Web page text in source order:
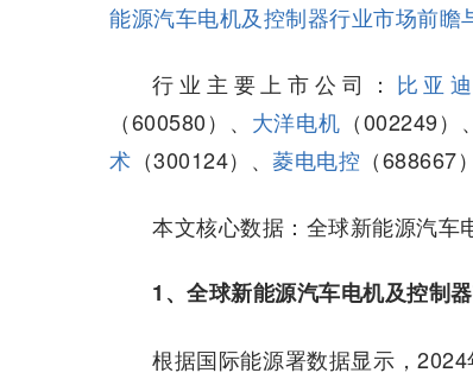
能源汽车电机及控制器行业市场前瞻
行业主要上市公司： 比亚迪
（600580）、 大洋电机 （002249）
术 （300124）、 菱电电控 （688667
本文核心数据：全球新能源汽车
1、全球新能源汽车电机及控制
根据国际能源署数据显示，